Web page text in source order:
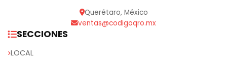
Querétaro, México
ventas@codigoqro.mx
SECCIONES
LOCAL